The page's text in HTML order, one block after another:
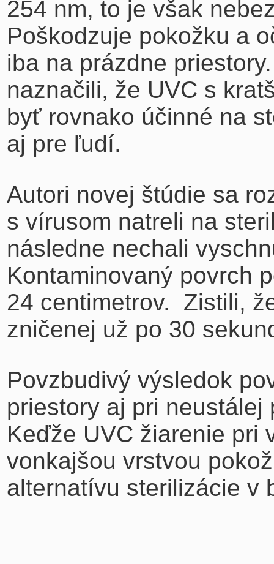
254 nm, to je však
Poškodzuje pokožku a
iba na prázdne
naznačili, že UVC s
byť rovnako účinné na
aj pre ľudí.
Autori novej štúdie sa
s vírusom natreli na
následne nechali
Kontaminovaný povrch
24 centimetrov. Zistili,
zničenej už po 30
Povzbudivý výsledok
priestory aj pri
Keďže UVC žiarenie pri
vonkajšou vrstvou
alternatívu sterilizácie v